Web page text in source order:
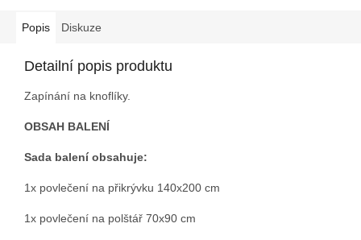
Popis Diskuze
Detailní popis produktu
Zapínání na knoflíky.
OBSAH BALENÍ
Sada balení obsahuje:
1x povlečení na přikrývku 140x200 cm
1x povlečení na polštář 70x90 cm